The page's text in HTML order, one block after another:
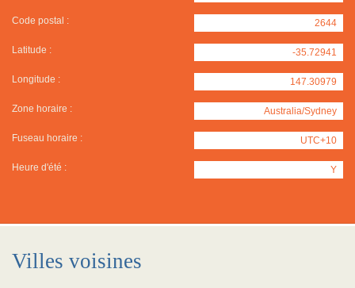
Code postal : 2644
Latitude : -35.72941
Longitude : 147.30979
Zone horaire : Australia/Sydney
Fuseau horaire : UTC+10
Heure d'été : Y
Villes voisines